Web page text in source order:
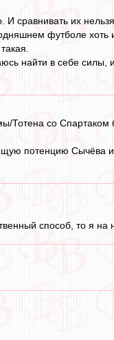
И сравнивать их
футболе
найти в себе силы,
Тотена со Спартаком
потенцию Сычёва
способ, то я